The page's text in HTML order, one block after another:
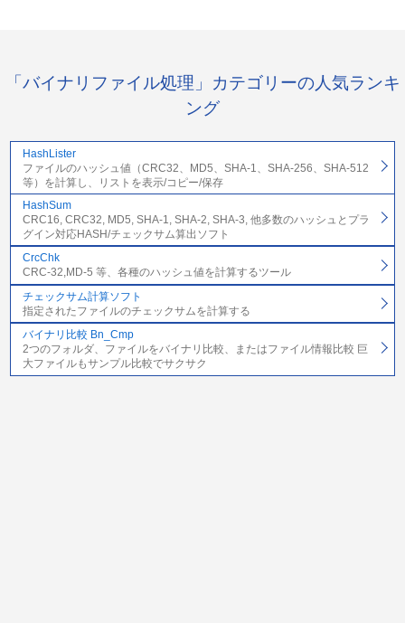
「バイナリファイル処理」カテゴリーの人気ランキ
ング
HashLister
ファイルのハッシュ値（CRC32、MD5、SHA-1、SHA-256、SHA-512
等）を計算し、リストを表示/コピー/保存
HashSum
CRC16, CRC32, MD5, SHA-1, SHA-2, SHA-3, 他多数のハッシュとプラ
グイン対応HASH/チェックサム算出ソフト
CrcChk
CRC-32,MD-5 等、各種のハッシュ値を計算するツール
チェックサム計算ソフト
指定されたファイルのチェックサムを計算する
バイナリ比較 Bn_Cmp
2つのフォルダ、ファイルをバイナリ比較、またはファイル情報比較 巨
大ファイルもサンプル比較でサクサク